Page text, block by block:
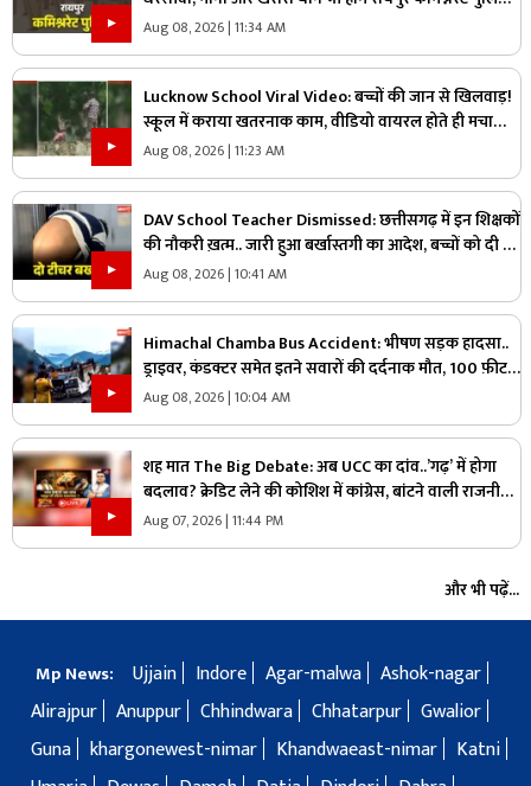
में शामिल!.. किसने कहा, ‘यहां अफसर ज्यादा, जवान काम?’.. पढ़ें
Aug 08, 2026 | 11:34 AM
Lucknow School Viral Video: बच्चों की जान से खिलवाड़!
स्कूल में कराया खतरनाक काम, वीडियो वायरल होते ही मचा
हड़कंप
Aug 08, 2026 | 11:23 AM
DAV School Teacher Dismissed: छत्तीसगढ़ में इन शिक्षकों
की नौकरी ख़त्म.. जारी हुआ बर्खास्तगी का आदेश, बच्चों को दी थी
ये तालिबानी सजा
Aug 08, 2026 | 10:41 AM
Himachal Chamba Bus Accident: भीषण सड़क हादसा..
ड्राइवर, कंडक्टर समेत इतने सवारों की दर्दनाक मौत, 100 फ़ीट
की गहराई में जा गिरी बस
Aug 08, 2026 | 10:04 AM
शह मात The Big Debate: अब UCC का दांव..’गढ़’ में होगा
बदलाव? क्रेडिट लेने की कोशिश में कांग्रेस, बांटने वाली राजनीति
पर क्या है सरकार का जवाब?
Aug 07, 2026 | 11:44 PM
और भी पढ़ें...
Mp News: Ujjain Indore Agar-malwa Ashok-nagar
Alirajpur Anuppur Chhindwara Chhatarpur Gwalior
Guna khargonewest-nimar Khandwaeast-nimar
Katni